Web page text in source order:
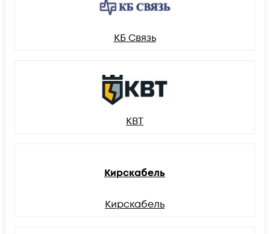
КБ Связь
КВТ
Кирскабель
Кирскабель